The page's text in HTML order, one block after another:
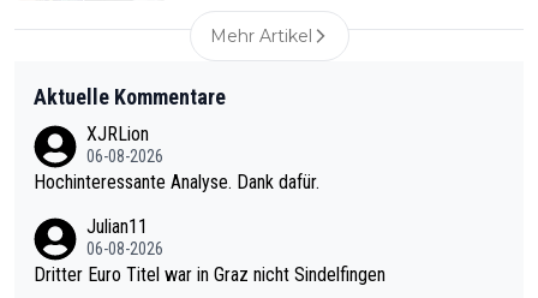
Mehr Artikel
Aktuelle Kommentare
XJRLion
06-08-2026
Hochinteressante Analyse. Dank dafür.
Julian11
06-08-2026
Dritter Euro Titel war in Graz nicht Sindelfingen